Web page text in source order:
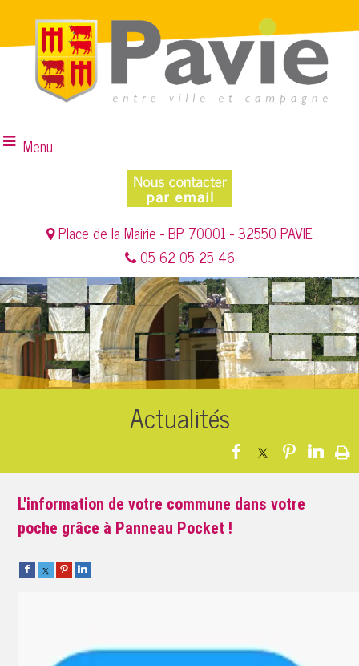
Menu
Place de la Mairie - BP 70001 - 32550 PAVIE
05 62 05 25 46
Actualités
L'information de votre commune dans votre
poche grâce à Panneau Pocket !